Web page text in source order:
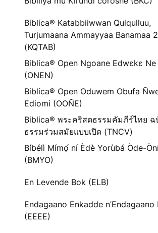
Biblica® Katabbiiwwan Qulqulluu,
Turjumaana Ammayyaa Banamaa
(KQTAB)
Biblica® Open Ngoane Edwɛkɛ Ne
(ONEN)
Biblica® Open Oduwem Obufa
Ediomi (OOÑE)
Biblica® พระคริสตธรรมคัมภีร์ไทย
ธรรมร่วมสมัยแบบเปิด (TNCV)
Bíbélì Mímọ́ ní Èdè Yorùbá Òde-
(BMYO)
En Levende Bok (ELB)
Endagaano Enkadde n’Endagaano
(EEEE)